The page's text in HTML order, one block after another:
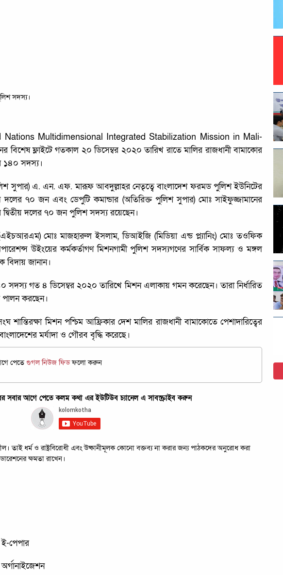
সদস্য।
Nations Multidimensional Integrated Stabilization Mission in Mali-
বিশেষ ফ্লাইটে গতকাল ২০ ডিসেম্বর ২০২০ তারিখ রাতে মালির রাজধানী বামাকোর
১৪০ সদস্য।
সুপার) এ. এন. এফ. মারূফ আবদুল্লাহর নেতৃত্বে বাংলাদেশ ফরমড পুলিশ ইউনিটের
দলের ৭০ জন এবং ডেপুটি কমান্ডার (অতিরিক্ত পুলিশ সুপার) মোঃ সাইফুজ্জামানের
দলের ৭০ জন পুলিশ সদস্য রয়েছেন।
মোঃ মাজহারুল ইসলাম, ডিআইজি (মিডিয়া এন্ড প্ল্যানিং) মোঃ তওফিক
উইংয়ের কর্মকর্তাগণ মিশনগামী পুলিশ সদস্যগণের সার্বিক সাফল্য ও মঙ্গল
বিদায় জানান।
সদস্য গত ৪ ডিসেম্বর ২০২০ তারিখে মিশন এলাকায় গমন করেছেন। তারা নির্ধারিত
পালন করছেন।
মিশন পশ্চিম আফ্রিকার দেশ মালির রাজধানী বামাকোতে পেশাদারিত্বের
মর্যাদা ও গৌরব বৃদ্ধি করেছে।
পেতেগুগল নিউজ ফিডফলো করুন
সবার আগে পেতে কলম কথা এর ইউটিউব চ্যানেল এ সাবস্ক্রাইব করুন
তাই ধর্ম ও রাষ্ট্রবিরোধী এবং উষ্কানীমূলক কোনো বক্তব্য না করার জন্য পাঠকদের অনুরোধ করা
ক্ষমতা রাখেন।
ই-পেপার
অর্গানাইজেশন